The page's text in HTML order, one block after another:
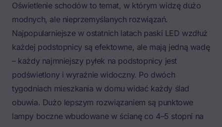
Oświetlenie schodów to temat, w którym widzę dużo
modnych, ale nieprzemyślanych rozwiązań.
Najpopularniejsze w ostatnich latach paski LED wzdłuż
każdej podstopnicy są efektowne, ale mają jedną wadę
– każdy najmniejszy pyłek na podstopnicy jest
podświetlony i wyraźnie widoczny. Po dwóch
tygodniach mieszkania w domu widać każdy ślad
obuwia. Dużo lepszym rozwiązaniem są punktowe
lampy boczne wbudowane w ścianę co 4–5 stopni na